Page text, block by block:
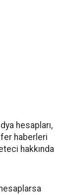
hesapları,
haberleri
hakkında